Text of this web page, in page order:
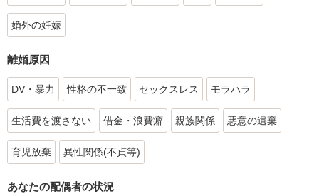
婚外の妊娠
離婚原因
DV・暴力 性格の不一致 セックスレス モラハラ
生活費を渡さない 借金・浪費癖 親族関係 悪意の遺棄
育児放棄 異性関係(不貞等)
あなたの配偶者の状況